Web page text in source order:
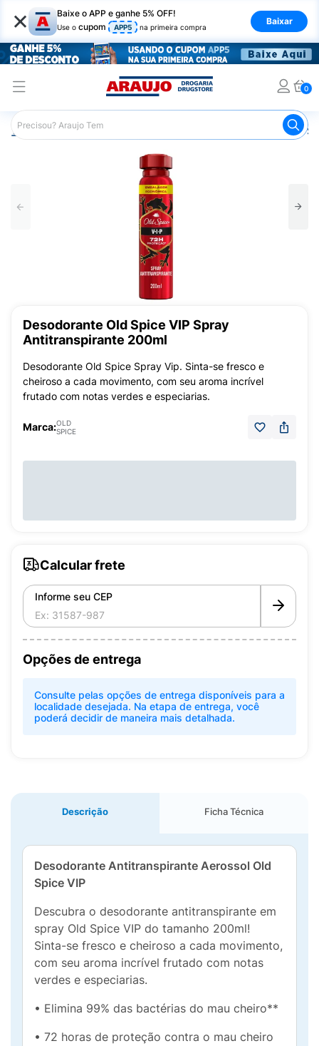
× Baixe o APP e ganhe 5% OFF!
Use o cupom APP5 na primeira compra
Baixar
0
Araujo Higiene Pessoal Desodorante
Desodorante Old Spice VIP Spray
Antitranspirante 200ml
Desodorante Old Spice Spray Vip. Sinta-se fresco e
cheiroso a cada movimento, com seu aroma incrível
frutado com notas verdes e especiarias.
Marca:OLD
SPICE
Calcular frete
Informe seu CEP
Opções de entrega
Consulte pelas opções de entrega disponíveis para a
localidade desejada. Na etapa de entrega, você
poderá decidir de maneira mais detalhada.
Descrição Ficha Técnica
Desodorante Antitranspirante Aerossol Old
Spice VIP
Descubra o desodorante antitranspirante em
spray Old Spice VIP do tamanho 200ml!
Sinta-se fresco e cheiroso a cada movimento,
com seu aroma incrível frutado com notas
verdes e especiarias.
• Elimina 99% das bactérias do mau cheiro**
• 72 horas de proteção contra o mau cheiro